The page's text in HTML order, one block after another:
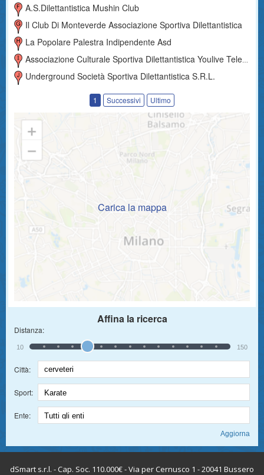
A.s.dilettantistica Mushin Club
Il Club Di Monteverde Associazione Sportiva Dilettantistica
La Popolare Palestra Indipendente Asd
Associazione Culturale Sportiva Dilettantistica Youlive Television
Underground Società Sportiva Dilettantistica S.r.l.
1 Successivi Ultimo
Carica la mappa
Affina la ricerca
Distanza:
10 150
Città:
Sport:
Ente:
dSmart s.r.l. - Cap. Soc. 110.000€ - Via per Cernusco 1 - 20041 Bussero